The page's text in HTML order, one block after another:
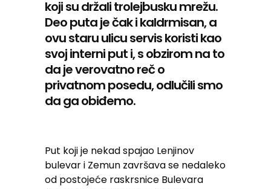
koji su držali trolejbusku mrežu.
Deo puta je čak i kaldrmisan, a
ovu staru ulicu servis koristi kao
svoj interni put i, s obzirom na to
da je verovatno reč o
privatnom posedu, odlučili smo
da ga obiđemo.
Put koji je nekad spajao Lenjinov
bulevar i Zemun završava se nedaleko
od postojeće raskrsnice Bulevara